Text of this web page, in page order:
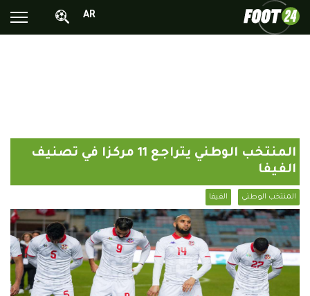
ألبومات الصور
أخبار متفرقة
البرامج
البث المباشر
Chrono24
AR
المنتخب الوطني يتراجع 11 مركزا في تصنيف
الفيفا
المنتخب الوطني الفيفا